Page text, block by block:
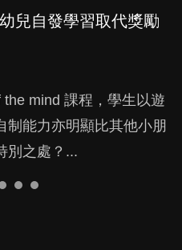
兒自發學習取代獎勵
mind 課程，學生以遊
制能力亦明顯比其他小朋
別之處？...
學習？研究指BB 15個
愈前。雖然政府並無官方
香港至少有六、七百家早
上Playgroup愈好？...
影響
甚至會有自殺，或傷害小
上產後抑鬱往往難以察
媽媽與在職媽媽的壓
掙扎過：究竟全職好，還
有自己的獨特狀況和考慮
所養育的子女其實都各
爸媽？｜別忽視父母
照顧BB，如何做到正向
朋友放棄自己的嗜好、減
會換來美好的親子關